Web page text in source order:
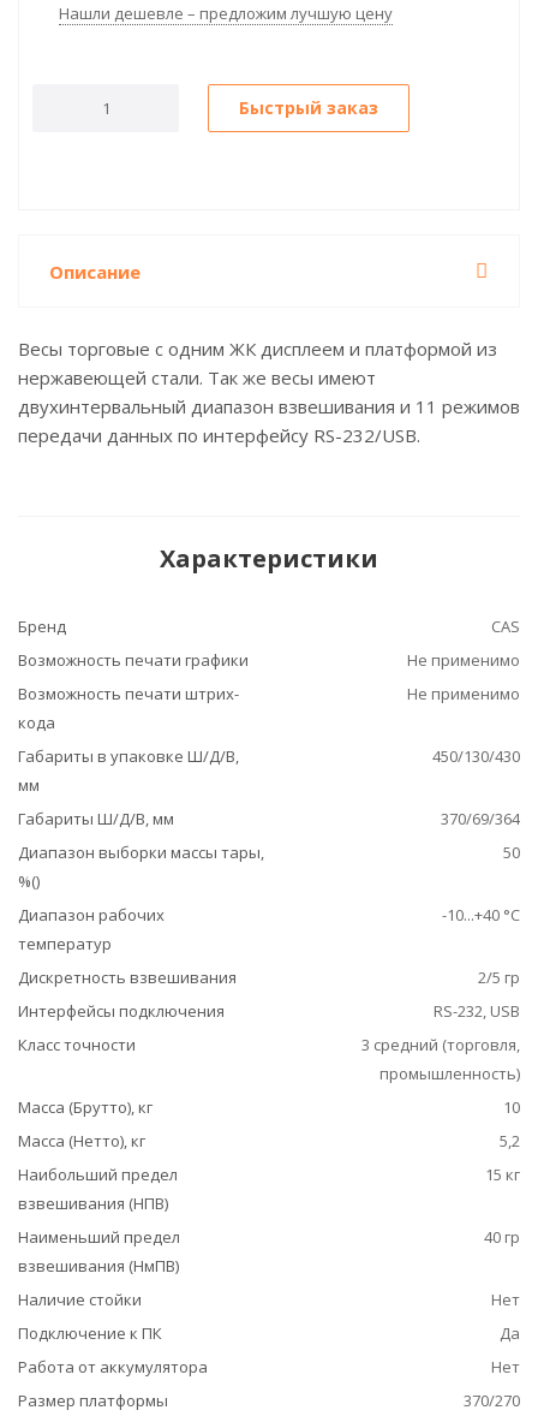
Нашли дешевле – предложим лучшую цену
Быстрый заказ
Описание
Весы торговые с одним ЖК дисплеем и платформой из
нержавеющей стали. Так же весы имеют
двухинтервальный диапазон взвешивания и 11 режимов
передачи данных по интерфейсу RS-232/USB.
Характеристики
Бренд
CAS
Возможность печати графики
Не применимо
Возможность печати штрих-
кода
Не применимо
Габариты в упаковке Ш/Д/В,
мм
450/130/430
Габариты Ш/Д/В, мм
370/69/364
Диапазон выборки массы тары,
%()
50
Диапазон рабочих
температур
-10...+40 °С
Дискретность взвешивания
2/5 гр
Интерфейсы подключения
RS-232, USB
Класс точности
3 средний (торговля,
промышленность)
Масса (Брутто), кг
10
Масса (Нетто), кг
5,2
Наибольший предел
взвешивания (НПВ)
15 кг
Наименьший предел
взвешивания (НмПВ)
40 гр
Наличие стойки
Нет
Подключение к ПК
Да
Работа от аккумулятора
Нет
Размер платформы
370/270